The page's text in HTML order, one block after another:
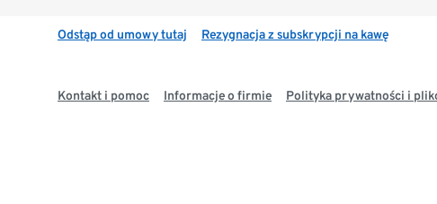
Odstąp od umowy tutaj Rezygnacja z subskrypcji na kawę
Kontakt i pomoc Informacje o firmie Polityka prywatności i